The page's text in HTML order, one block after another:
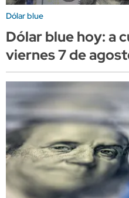
Dólar blue
Dólar blue hoy: a
viernes 7 de